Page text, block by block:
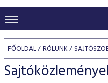
KERESKEDÉSI ADATOK
INDEXEK
BEFEKTETŐK
FŐOLDAL RÓLUNK